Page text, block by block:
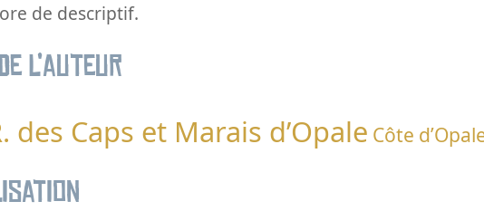
de descriptif.
l’auteur
des Caps et Marais d’Opale Côte